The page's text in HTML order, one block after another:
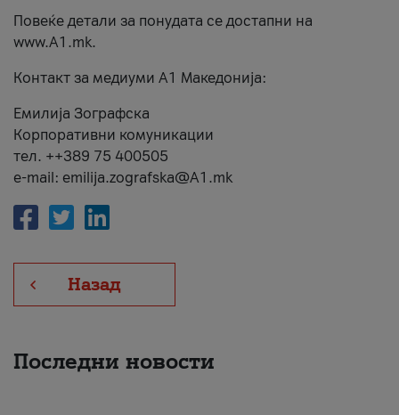
Повеќе детали за понудата се достапни на
www.А1.mk.
Контакт за медиуми А1 Македонија:
Емилија Зографска
Корпоративни комуникации
тел. ++389 75 400505
e-mail: emilija.zografska@A1.mk
Назад
Последни новости